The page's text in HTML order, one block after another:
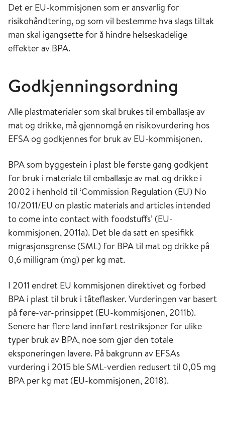
Det er EU-kommisjonen som er ansvarlig for
risikohåndtering, og som vil bestemme hva slags tiltak
man skal igangsette for å hindre helseskadelige
effekter av BPA.
Godkjenningsordning
Alle plastmaterialer som skal brukes til emballasje av
mat og drikke, må gjennomgå en risikovurdering hos
EFSA og godkjennes for bruk av EU-kommisjonen.
BPA som byggestein i plast ble første gang godkjent
for bruk i materiale til emballasje av mat og drikke i
2002 i henhold til ‘Commission Regulation (EU) No
10/2011/EU on plastic materials and articles intended
to come into contact with foodstuffs’ (EU-
kommisjonen, 2011a). Det ble da satt en spesifikk
migrasjonsgrense (SML) for BPA til mat og drikke på
0,6 milligram (mg) per kg mat.
I 2011 endret EU kommisjonen direktivet og forbød
BPA i plast til bruk i tåteflasker. Vurderingen var basert
på føre-var-prinsippet (EU-kommisjonen, 2011b).
Senere har flere land innført restriksjoner for ulike
typer bruk av BPA, noe som gjør den totale
eksponeringen lavere. På bakgrunn av EFSAs
vurdering i 2015 ble SML-verdien redusert til 0,05 mg
BPA per kg mat (EU-kommisjonen, 2018).